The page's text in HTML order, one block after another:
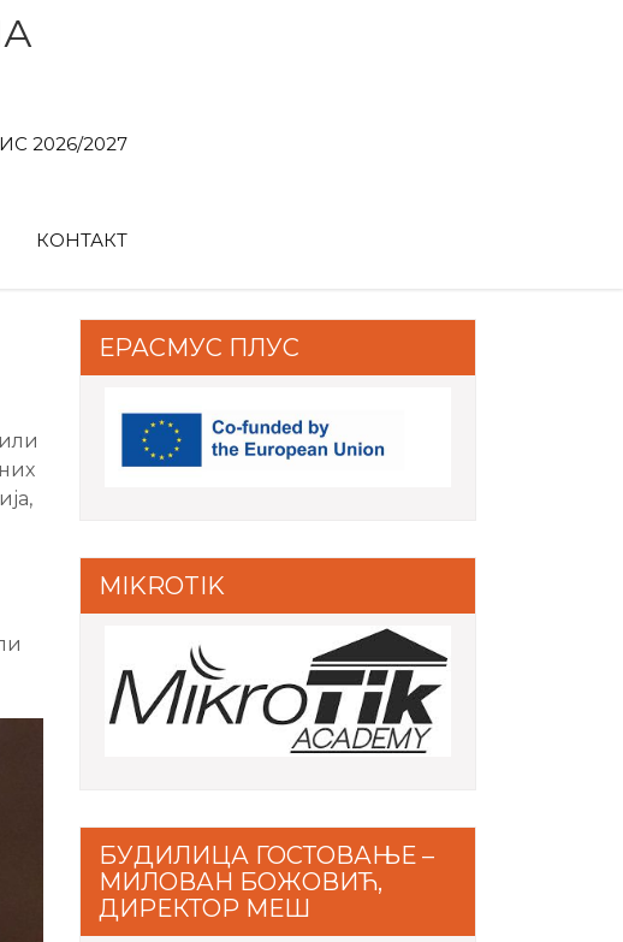
2026/2027
КОНТАКТ
ЕРАСМУС ПЛУС
MIKROTIK
БУДИЛИЦА ГОСТОВАЊЕ –
МИЛОВАН БОЖОВИЋ,
ДИРЕКТОР МЕШ